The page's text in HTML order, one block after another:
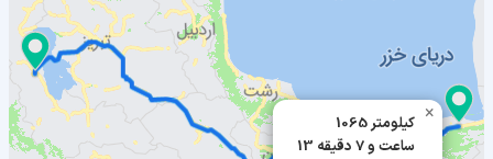
1065 کیلومتر
13 ساعت و 7 دقیقه
×